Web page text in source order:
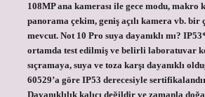
108MP ana kamerası ile gece modu, makro
panorama çekim, geniş açılı kamera vb. bir
mevcut. Not 10 Pro suya dayanıklı mı?
ortamda test edilmiş ve belirli laboratuvar
sıçramaya, suya ve toza karşı dayanıklı
60529’a göre IP53 derecesiyle
Dayanıklılık kalıcı değildir ve zamanla